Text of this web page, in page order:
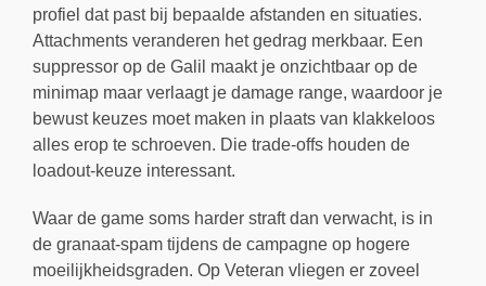
profiel dat past bij bepaalde afstanden en situaties.
Attachments veranderen het gedrag merkbaar. Een
suppressor op de Galil maakt je onzichtbaar op de
minimap maar verlaagt je damage range, waardoor je
bewust keuzes moet maken in plaats van klakkeloos
alles erop te schroeven. Die trade-offs houden de
loadout-keuze interessant.
Waar de game soms harder straft dan verwacht, is in
de granaat-spam tijdens de campagne op hogere
moeilijkheidsgraden. Op Veteran vliegen er zoveel